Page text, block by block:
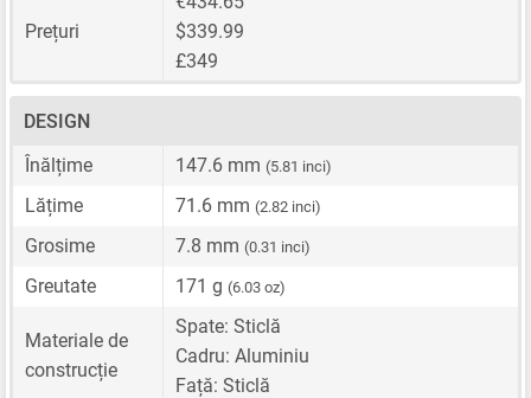
Prețuri
$339.99
£349
DESIGN
Înălțime
147.6 mm (5.81 inci)
Lățime 71.6 mm (2.82 inci)
Grosime 7.8 mm (0.31 inci)
Greutate 171 g (6.03 oz)
Materiale de
construcție
Spate: Sticlă
Cadru: Aluminiu
Față: Sticlă